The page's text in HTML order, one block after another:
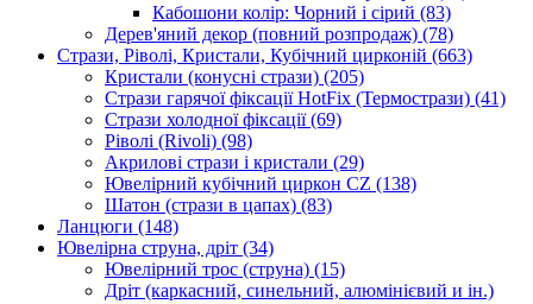
Кабошони колір: Чорний і сірий (83)
Дерев'яний декор (повний розпродаж) (78)
Стрази, Ріволі, Кристали, Кубічний цирконій (663)
Кристали (конусні стрази) (205)
Стрази гарячої фіксації HotFix (Термострази) (41)
Стрази холодної фіксації(69)
Ріволі (Rivoli) (98)
Акрилові стрази і кристали (29)
Ювелірний кубічний циркон CZ (138)
Шатон (стрази в цапах) (83)
Ланцюги (148)
Ювелірна струна, дріт (34)
Ювелірний трос (струна) (15)
Дріт (каркасний, синельний, алюмінієвий и ін.)